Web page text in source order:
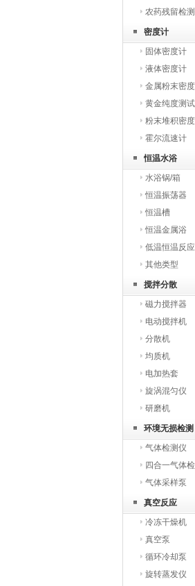
农药残留检
密度计
固体密度计
液体密度计
金属粉末密
黄金纯度测
粉末堆积密
霍尔流速计
恒温水浴
水浴锅/箱
恒温振荡器
恒温槽
恒温金属浴
低温恒温反
其他类型
搅拌分散
磁力搅拌器
电动搅拌机
分散机
均质机
电加热套
旋涡混匀仪
研磨机
环境无损检测
气体检测仪
四合一气体
气体采样泵
真空反应
冷冻干燥机
真空泵
循环冷却泵
旋转蒸发仪